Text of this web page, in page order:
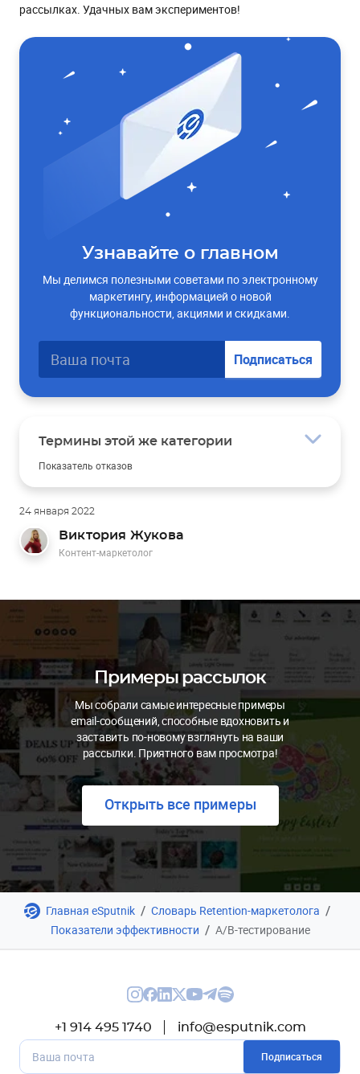
рассылках. Удачных вам экспериментов!
Узнавайте о главном
Мы делимся полезными советами по электронному
маркетингу, информацией о новой
функциональности, акциями и скидками.
Подписаться
Термины этой же категории
Показатель отказов
Статистическая значимость
Customer experience
24 января 2022
Виктория Жукова
Контент-маркетолог
Примеры рассылок
Мы собрали самые интересные примеры
email-сообщений, способные вдохновить и
заставить по-новому взглянуть на ваши
рассылки. Приятного вам просмотра!
Открыть все примеры
Главная eSputnik / Словарь Retention-маркетолога /
Показатели эффективности / А/В-тестирование
+1 914 495 1740 info@esputnik.com
Подписаться